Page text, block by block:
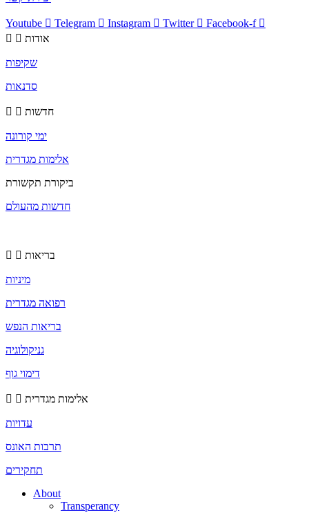
Youtube Telegram Instagram Twitter
Facebook-f
אודות
שקיפות
סדנאות
חדשות
ימי קורונה
אלימות מגדרית
ביקורת תקשורת
חדשות מהעולם
בריאות
מיניות
רפואה מגדרית
בריאות הנפש
גניקולוגיה
דימוי גוף
אלימות מגדרית
עדויות
תרבות האונס
תחקירים
About
Transperancy